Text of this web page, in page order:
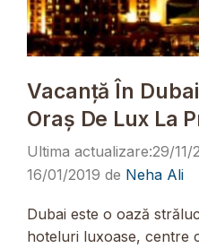
Vacanță În
Oraș De Lux La
29/11/
16/01/2019 de Neha Ali
Dubai este o oază
hoteluri luxoase, centre